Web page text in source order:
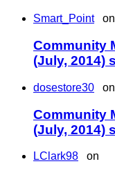
Smart_Pointon
Community
(July, 2014)
dosestore30 on
Community
(July, 2014)
LClark98 on